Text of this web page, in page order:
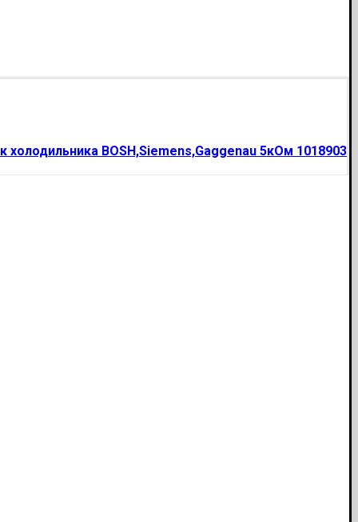
холодильника BOSH,Siemens,Gaggenau 5кОм 1018903